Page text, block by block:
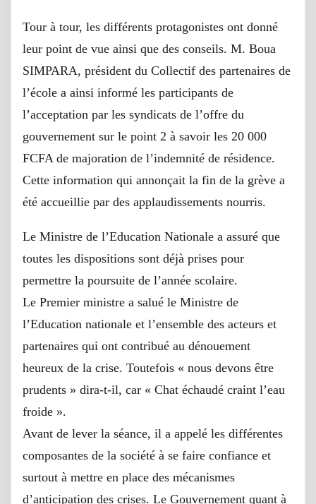
Tour à tour, les différents protagonistes ont donné
leur point de vue ainsi que des conseils. M. Boua
SIMPARA, président du Collectif des partenaires de
l’école a ainsi informé les participants de
l’acceptation par les syndicats de l’offre du
gouvernement sur le point 2 à savoir les 20 000
FCFA de majoration de l’indemnité de résidence.
Cette information qui annonçait la fin de la grève a
été accueillie par des applaudissements nourris.
Le Ministre de l’Education Nationale a assuré que
toutes les dispositions sont déjà prises pour
permettre la poursuite de l’année scolaire.
Le Premier ministre a salué le Ministre de
l’Education nationale et l’ensemble des acteurs et
partenaires qui ont contribué au dénouement
heureux de la crise. Toutefois « nous devons être
prudents » dira-t-il, car « Chat échaudé craint l’eau
froide ».
Avant de lever la séance, il a appelé les différentes
composantes de la société à se faire confiance et
surtout à mettre en place des mécanismes
d’anticipation des crises. Le Gouvernement quant à